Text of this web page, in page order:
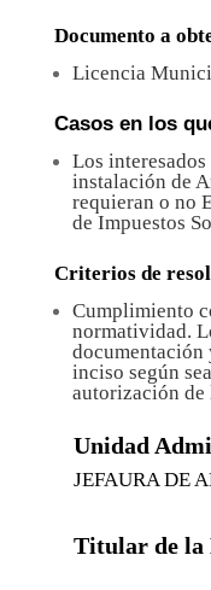
Documento a
Licencia
Casos en los
Los
instalación de
requieran o no
de Impuestos
Criterios de
Cumplimiento
normatividad.
documentación
inciso según
autorización
Unidad
JEFAURA DE
Titular de la